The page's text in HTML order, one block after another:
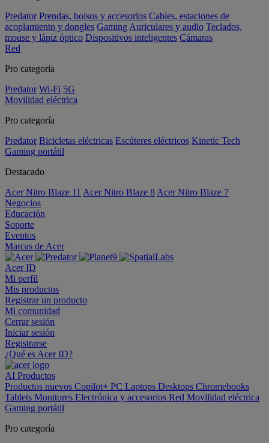
Predator Prendas, bolsos y accesorios Cables, estaciones de
acoplamiento y dongles Gaming Auriculares y audio Teclados,
mouse y lápiz óptico Dispositivos inteligentes Cámaras
Red
Pro categoría
Predator Wi-Fi 5G
Movilidad eléctrica
Pro categoría
Predator Bicicletas eléctricas Escúteres eléctricos Kinetic Tech
Gaming portátil
Destacado
Acer Nitro Blaze 11 Acer Nitro Blaze 8 Acer Nitro Blaze 7
Negocios
Educación
Soporte
Eventos
Marcas de Acer
Acer ID
Mi perfil
Mis productos
Registrar un producto
Mi comunidad
Cerrar sesión
Iniciar sesión
Registrarse
¿Qué es Acer ID?
AI Productos
Productos nuevos Copilot+ PC Laptops Desktops Chromebooks
Tablets Monitores Electrónica y accesorios Red Movilidad eléctrica
Gaming portátil
Pro categoría